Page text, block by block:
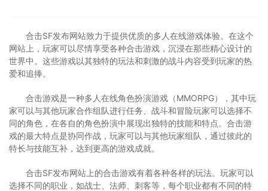
合击SF发布网站致力于提供优质的多人在线游戏体验。在这个
网站上，玩家可以尽情享受各种合击游戏，沉浸在那些精心设计的
世界中。这些游戏以其独特的玩法和刺激的战斗内容受到玩家的热
爱和追捧。
合击游戏是一种多人在线角色扮演游戏（MMORPG），其中玩
家可以与其他玩家合作组队进行任务、战斗和冒险玩家可以选择不
同的角色，在各自的角色扮演中展现出独特的技能和特点。合击游
戏的最大特点是协同作战，玩家可以与其他玩家组队，通过彼此的
特长与技能互补，达到更高的游戏成就。
合击SF发布网站上的合击游戏有着各种各样的玩法。玩家可以
选择不同的职业，如战士、法师、刺客等，每个职业都有不同的特